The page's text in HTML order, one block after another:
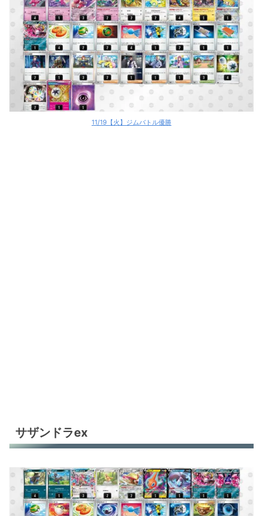
11/19【火】ジムバトル優勝
サザンドラex